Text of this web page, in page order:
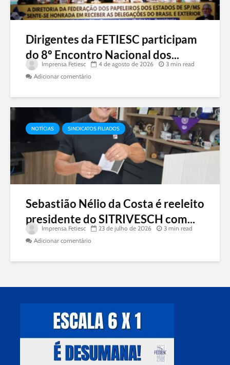
Dirigentes da FETIESC participam
do 8º Encontro Nacional dos...
Imprensa Fetiesc 4 de agosto de 2026
3 min read
Adicionar comentário
NOTÍCIAS SINDICATOS FILIADOS
Sebastião Nélio da Costa é reeleito
presidente do SITRIVESCH com...
Imprensa Fetiesc 23 de julho de 2026
3 min read
Adicionar comentário